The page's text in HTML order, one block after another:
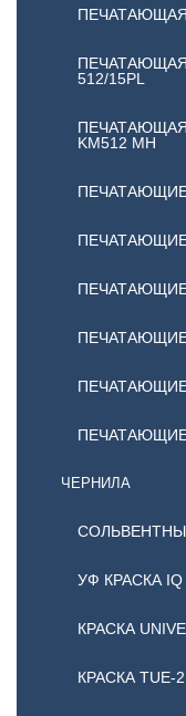
ПЕЧАТАЮЩАЯ
ПЕЧАТАЮЩАЯ
512/15PL
ПЕЧАТАЮЩАЯ
KM512 MH
ПЕЧАТАЮЩИЕ
ПЕЧАТАЮЩИЕ
ПЕЧАТАЮЩИЕ
ПЕЧАТАЮЩИЕ
ПЕЧАТАЮЩИЕ
ПЕЧАТАЮЩИЕ
ЧЕРНИЛА
УФ КРАСКА IQ
КРАСКА
КРАСКА TUE-